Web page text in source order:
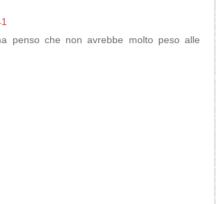
penso che non avrebbe molto peso alle